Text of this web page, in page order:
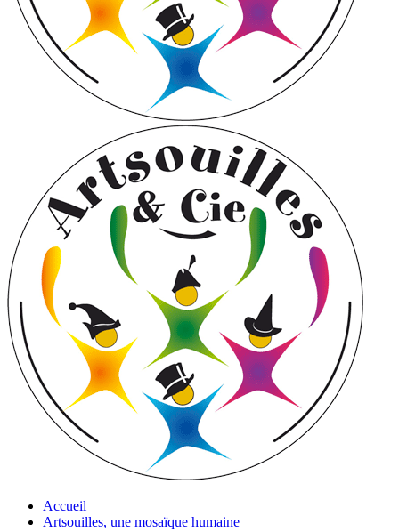
Accueil
Artsouilles, une mosaïque humaine